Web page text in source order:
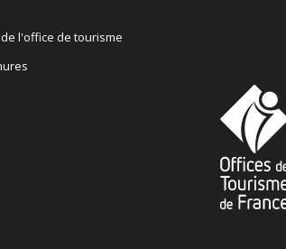
l'office de tourisme